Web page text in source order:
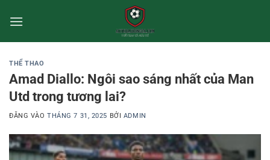
qua
THỂ THAO
Amad Diallo: Ngôi sao sáng nhất của Man
Utd trong tương lai?
ĐĂNG VÀOTHÁNG 7 31, 2025 BỞI ADMIN